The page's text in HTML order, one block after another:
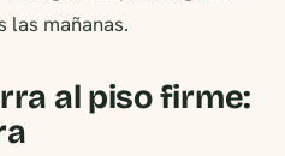
mañanas.
al piso firme: